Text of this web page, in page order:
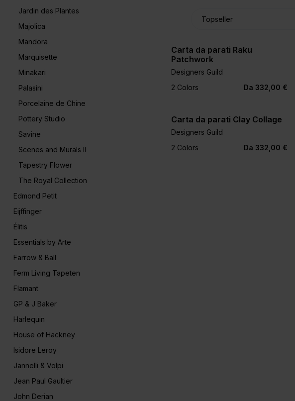
Jardin des Plantes
Majolica
Mandora
Marquisette
Minakari
Palasini
Porcelaine de Chine
Pottery Studio
Savine
Scenes and Murals II
Tapestry Flower
The Royal Collection
Edmond Petit
Eijffinger
Élitis
Essentials by Arte
Farrow & Ball
Ferm Living Tapeten
Flamant
GP & J Baker
Harlequin
House of Hackney
Isidore Leroy
Jannelli & Volpi
Jean Paul Gaultier
John Derian
Carta da parati Raku
Patchwork
Designers Guild
2 Colors
Da 332,00 €
Carta da parati Clay Collage
Designers Guild
2 Colors
Da 332,00 €